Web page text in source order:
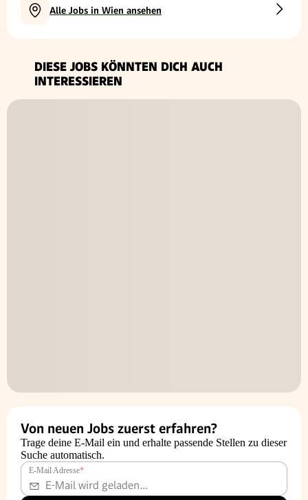
Alle Jobs in Wien ansehen
DIESE JOBS KÖNNTEN DICH AUCH
INTERESSIEREN
Von neuen Jobs zuerst erfahren?
Trage deine E-Mail ein und erhalte passende Stellen zu dieser
Suche automatisch.
E-Mail Adresse*